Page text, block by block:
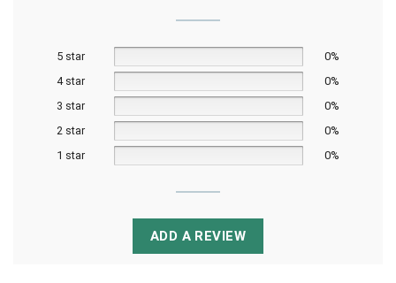
5 star
0%
4 star
0%
3 star
0%
2 star
0%
1 star
0%
ADD A REVIEW